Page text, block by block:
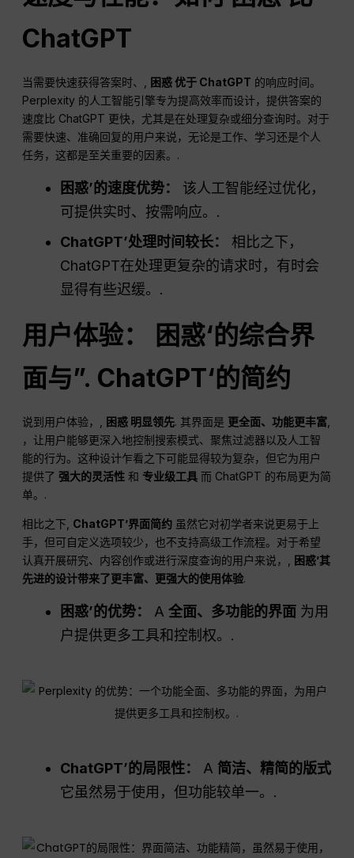
ChatGPT
当需要快速获得答案时、, 困惑 优于 ChatGPT 的响应时间。
Perplexity 的人工智能引擎专为提高效率而设计，提供答案的
速度比 ChatGPT 更快，尤其是在处理复杂或细分查询时。对于
需要快速、准确回复的用户来说，无论是工作、学习还是个人
任务，这都是至关重要的因素。.
困惑’的速度优势：
该人工智能经过优化，
可提供实时、按需响应。.
ChatGPT’处理时间较长：
相比之下，
ChatGPT在处理更复杂的请求时，有时会
显得有些迟缓。.
用户体验： 困惑‘的综合界
面与”. ChatGPT‘的简约
说到用户体验，, 困惑 明显领先. 其界面是 更全面、功能更丰富
，让用户能够更深入地控制搜索模式、聚焦过滤器以及人工智
能的行为。这种设计乍看之下可能显得较为复杂，但它为用户
提供了 强大的灵活性 和 专业级工具 而 ChatGPT 的布局更为简
单。.
相比之下, ChatGPT’界面简约 虽然它对初学者来说更易于上
手，但可自定义选项较少，也不支持高级工作流程。对于希望
认真开展研究、内容创作或进行深度查询的用户来说，, 困惑’其
先进的设计带来了更丰富、更强大的使用体验.
困惑’的优势： A全面、多功能的界面 为用
户提供更多工具和控制权。.
ChatGPT’的局限性： A 简洁、精简的版式
它虽然易于使用，但功能较单一。.